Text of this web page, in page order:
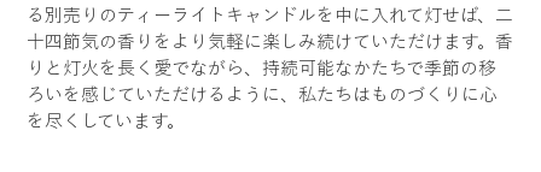
る別売りのティーライトキャンドルを中に入れて灯せば、二
十四節気の香りをより気軽に楽しみ続けていただけます。香
りと灯火を長く愛でながら、持続可能なかたちで季節の移
ろいを感じていただけるように、私たちはものづくりに心
を尽くしています。